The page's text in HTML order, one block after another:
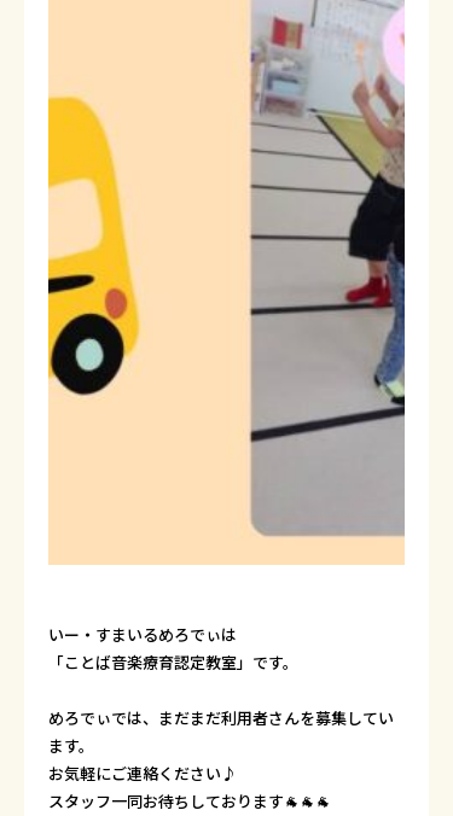
いー・すまいるめろでぃは
「ことば音楽療育認定教室」です。
めろでぃでは、まだまだ利用者さんを募集してい
ます。
お気軽にご連絡ください♪
スタッフ一同お待ちしております🐐🐐🐐